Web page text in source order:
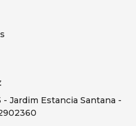
Jardim Estancia Santana -